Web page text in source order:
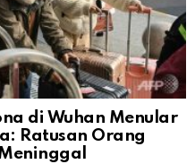
di Wuhan Menular
Ratusan Orang